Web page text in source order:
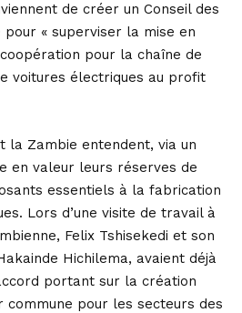
de créer un Conseil des
pour « superviser la mise en
pour la chaîne de
voitures électriques au profit
la Zambie entendent, via un
en valeur leurs réserves de
essentiels à la fabrication
Lors d’une visite de travail à
Felix Tshisekedi et son
Hichilema, avaient déjà
portant sur la création
commune pour les secteurs des